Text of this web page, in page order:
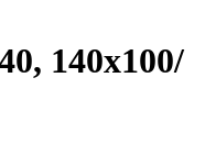
140х100/